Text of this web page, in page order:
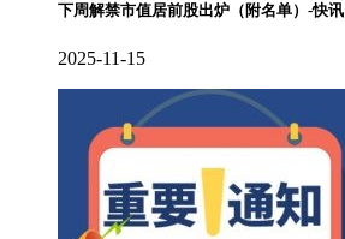
下周解禁市值居前股出炉（附名单）-快讯
2025-11-15